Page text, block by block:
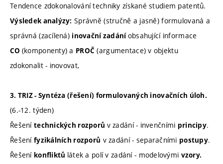
Tendence zdokonalování techniky získané studiem patentů.
Výsledek analýzy: Správně (stručně a jasně) formulovaná a
správná (zacílená) inovační zadáníobsahující informace
CO (komponenty) a PROČ (argumentace) v objektu
zdokonalit - inovovat,
3. TRIZ - Syntéza (řešení) formulovaných inovačních úloh.
(6.-12. týden)
Řešení technických rozporů v zadání - invenčními principy.
Řešení fyzikálních rozporů v zadání - separačními postupy.
Řešení konfliktů látek a polí v zadání - modelovými vzory.